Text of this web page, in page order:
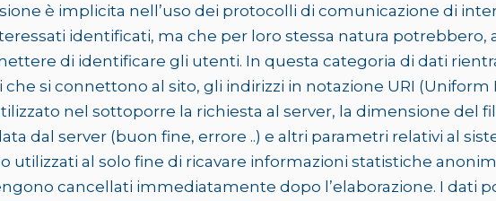
è implicita nell’uso dei protocolli di comunicazione di
identificati, ma che per loro stessa natura potrebbero,
di identificare gli utenti. In questa categoria di dati
si connettono al sito, gli indirizzi in notazione URI (Uniform
nel sottoporre la richiesta al server, la dimensione del
dal server (buon fine, errore ..) e altri parametri relativi al
utilizzati al solo fine di ricavare informazioni statistiche
cancellati immediatamente dopo l’elaborazione. I dati